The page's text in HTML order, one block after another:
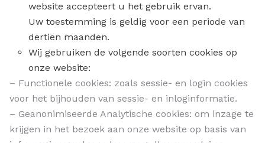
website accepteert u het gebruik ervan.
Uw toestemming is geldig voor een periode van
dertien maanden.
Wij gebruiken de volgende soorten cookies op
onze website:
– Functionele cookies: zoals sessie- en login cookies
voor het bijhouden van sessie- en inloginformatie.
– Geanonimiseerde Analytische cookies: om inzage te
krijgen in het bezoek aan onze website op basis van